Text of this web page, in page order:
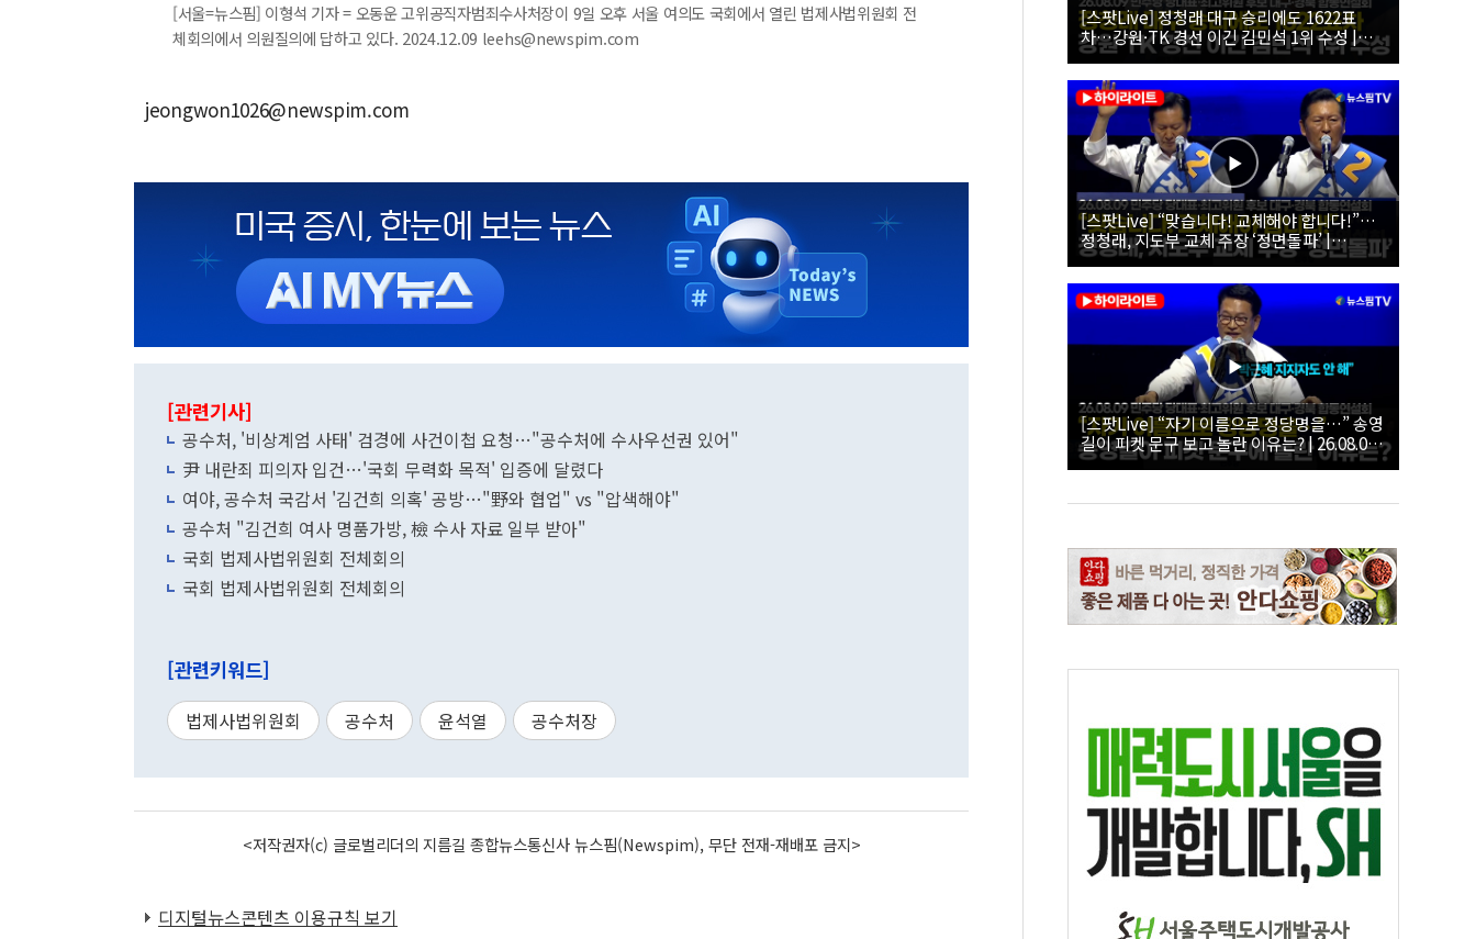
[서울=뉴스핌] 이형석 기자 = 오동운 고위공직자범죄수사처장이 9일 오후 서울 여의도 국회에서 열린 법제사법위원회 전
체회의에서 의원질의에 답하고 있다. 2024.12.09 leehs@newspim.com
jeongwon1026@newspim.com
[관련기사]
공수처, '비상계엄 사태' 검경에 사건이첩 요청…"공수처에 수사우선권 있어"
尹 내란죄 피의자 입건…'국회 무력화 목적' 입증에 달렸다
여야, 공수처 국감서 '김건희 의혹' 공방…"野와 협업" vs "압색해야"
공수처 "김건희 여사 명품가방, 檢 수사 자료 일부 받아"
국회 법제사법위원회 전체회의
국회 법제사법위원회 전체회의
[관련키워드]
법제사법위원회 공수처 윤석열 공수처장
<저작권자(c) 글로벌리더의 지름길 종합뉴스통신사 뉴스핌(Newspim), 무단 전재-재배포 금지>
디지털뉴스콘텐츠 이용규칙 보기
[스팟Live] 정청래 대구 승리에도 1622표
차…강원·TK 경선 이긴 김민석 1위 수성 |
26.08.09 더불어민주당 당대표·최고위원 후
보 대구·경북 합동연설회
[스팟Live] “맞습니다! 교체해야 합니다!”…
정청래, 지도부 교체 주장 ‘정면돌파’ |
26.08.09 더불어민주당 당대표·최고위원 후
보 대구·경북 합동연설회
[스팟Live] “자기 이름으로 정당명을…” 송영
길이 피켓 문구 보고 놀란 이유는? | 26.08.09
더불어민주당 당대표·최고위원 후보 대구·경